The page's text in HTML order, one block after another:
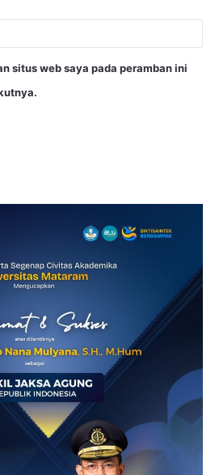
situs web saya pada peramban ini